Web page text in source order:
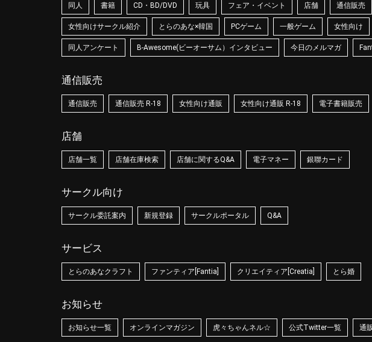
同人 書籍 CD・BD/DVD 玩具 フェア・イベント 店舗 通信販売
女性向けサークル紹介 とらのあな×韓国 PCゲーム 一般ゲーム 女性向け
同人アンケート B-Awesome(ビーオーサム）インタビュー 今日のメルマガ
通信販売
通信販売 通信販売 R-18 女性向け通販 女性向け通販 R-18 電子書籍販売
店舗
店舗一覧 店舗在庫検索 店舗に関するQ&A 電子マネー 銀聯カード
サークル向け
サークル委託案内 新規登録 サークルポータル Q&A
サービス
とらのあなクラフト ファンティア[Fantia] クリエイティア[Creatia] とら婚
お知らせ
お知らせ一覧 オンラインマガジン 虎々ちゃんネル☆ 公式Twitter一覧 通